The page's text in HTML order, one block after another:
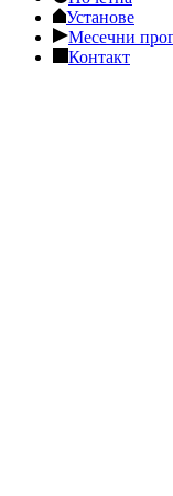
Установе
Месечни
Контакт